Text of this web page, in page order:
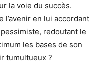
la voie du succès.
l’avenir en lui accordant
redoutant le
les bases de son
tumultueux ?